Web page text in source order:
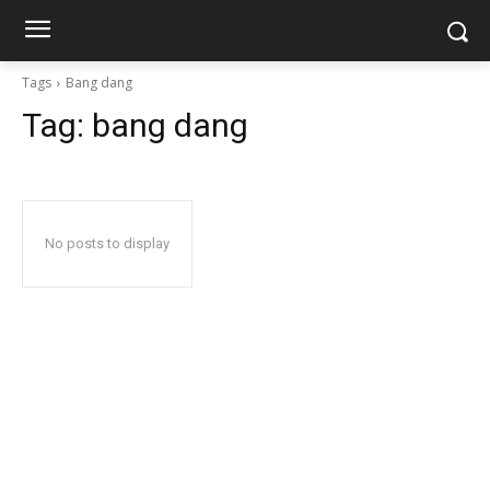
Tags Bang dang
Tag: bang dang
No posts to display